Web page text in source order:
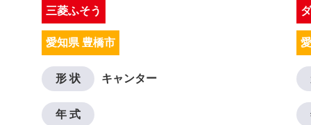
三菱ふそう
愛知県 豊橋市
形 状 キャンター
年 式